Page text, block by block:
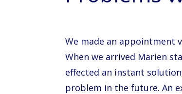
We made an appointment
When we arrived Marien
effected an instant
problem in the future. An